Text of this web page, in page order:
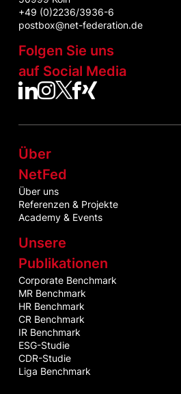
+49 (0)2236/3936-6
postbox@net-federation.de
Folgen Sie uns
auf Social Media
NetFed auf
NetFed auf
NetFed auf
NetFed auf
NetFed
Über
NetFed
Über uns
Referenzen & Projekte
Academy & Events
Unsere
Publikationen
Corporate Benchmark
MR Benchmark
HR Benchmark
CR Benchmark
IR Benchmark
ESG-Studie
CDR-Studie
Liga Benchmark